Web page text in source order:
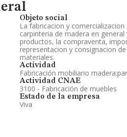
Objeto social
La fabricacion y comercializacion
carpinteria de madera en general
productos, la compraventa,
representacion y consignacion
materiales.
Actividad
Fabricación mobiliario
Actividad CNAE
3100 - Fabricación de muebles
Estado de la empresa
Viva